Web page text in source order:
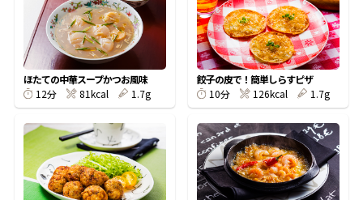
商品情報一覧
おすすめサイト
新鮮一番
ほたての中華スープかつお風味
12分
81kcal 1.7g
餃子の皮で！簡単しらすピザ
10分
126kcal 1.7g